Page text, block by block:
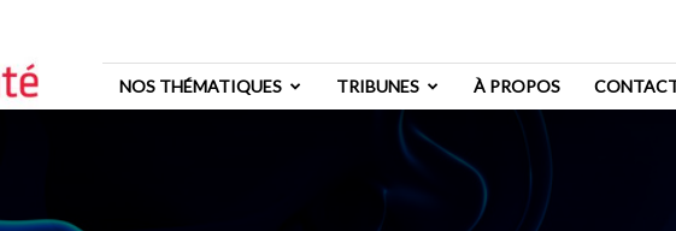
NOS THÉMATIQUES
TRIBUNES À PROPOS